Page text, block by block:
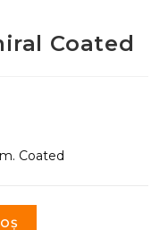
Coated
Coated